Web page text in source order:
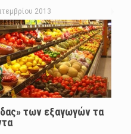
2013
των εξαγωγών τα